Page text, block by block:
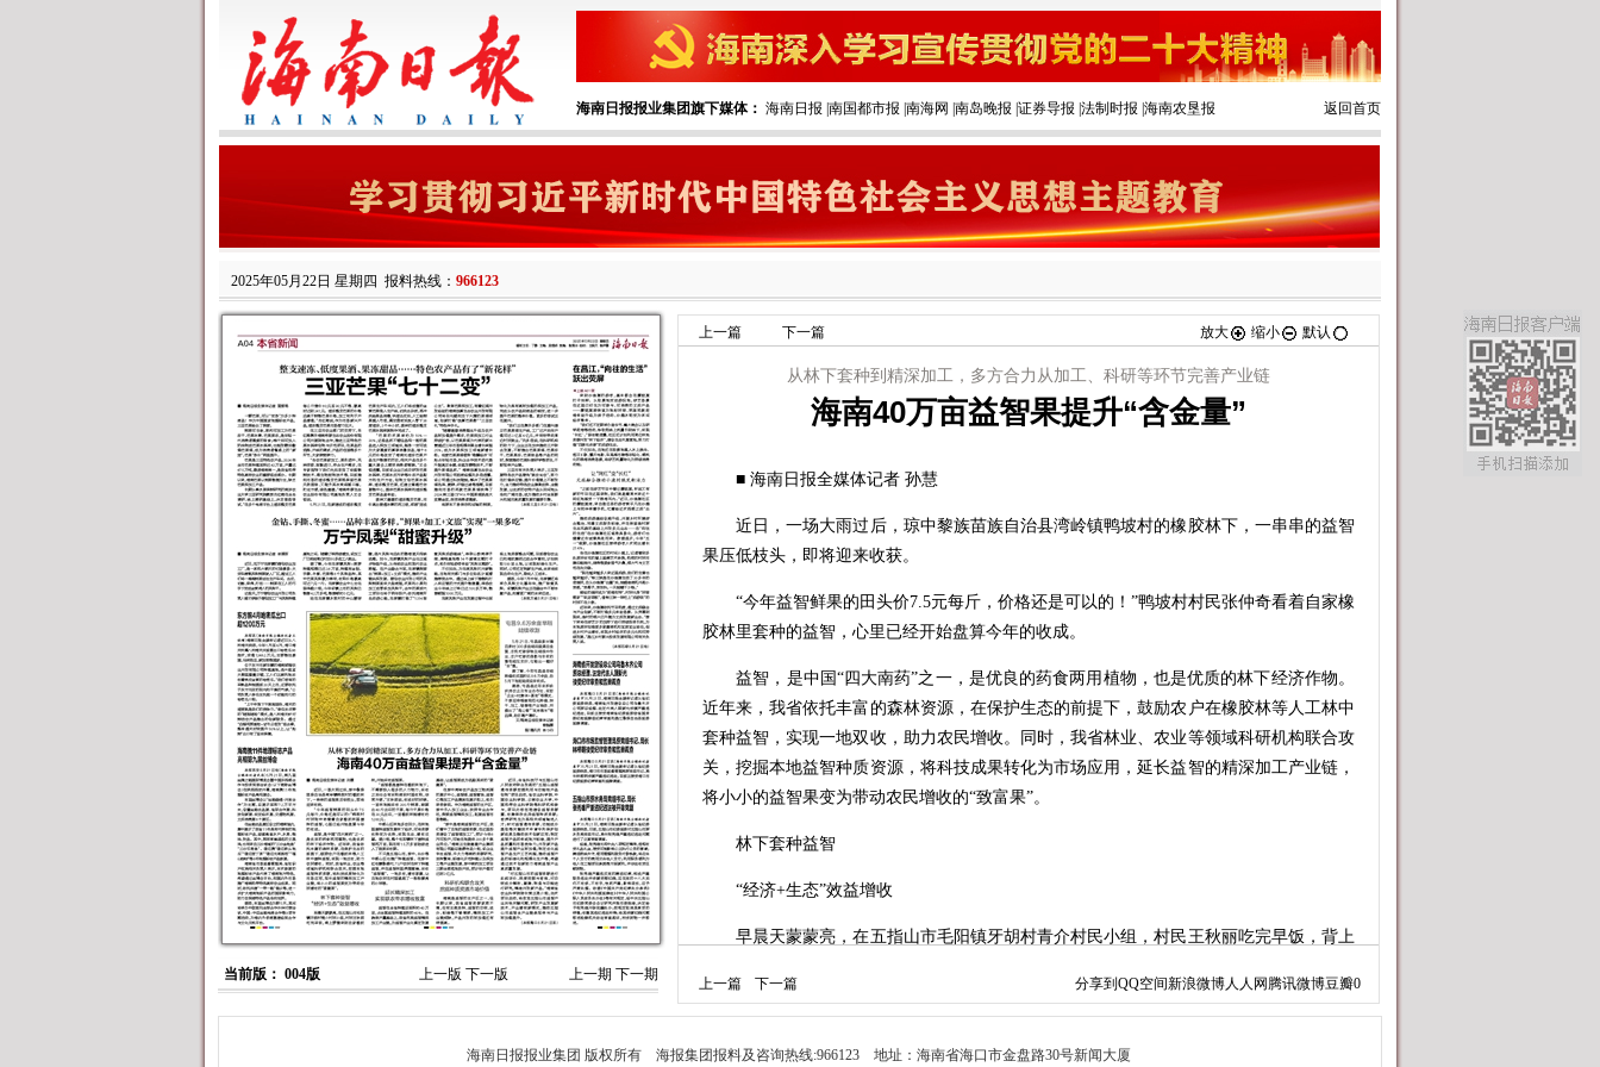
海南日报报业集团旗下媒体： 海南日报 南国都市报 南海网 南岛晚报 证券导报 法制时报 海南农垦报 返回首页
2025年05月22日 星期四 报料热线： 966123
当前版： 004版 上一版 下一版 上一期 下一期
上一篇 下一篇 放大 缩小 默认
从林下套种到精深加工，多方合力从加工、科研等环节完善产业链
海南40万亩益智果提升“含金量”
■ 海南日报全媒体记者 孙慧
近日，一场大雨过后，琼中黎族苗族自治县湾岭镇鸭坡村的橡胶林下，一串串的益智
果压低枝头，即将迎来收获。
“今年益智鲜果的田头价7.5元每斤，价格还是可以的！”鸭坡村村民张仲奇看着自家橡
胶林里套种的益智，心里已经开始盘算今年的收成。
益智，是中国“四大南药”之一，是优良的药食两用植物，也是优质的林下经济作物。
近年来，我省依托丰富的森林资源，在保护生态的前提下，鼓励农户在橡胶林等人工林中
套种益智，实现一地双收，助力农民增收。同时，我省林业、农业等领域科研机构联合攻
关，挖掘本地益智种质资源，将科技成果转化为市场应用，延长益智的精深加工产业链，
将小小的益智果变为带动农民增收的“致富果”。
林下套种益智
“经济+生态”效益增收
早晨天蒙蒙亮，在五指山市毛阳镇牙胡村青介村民小组，村民王秋丽吃完早饭，背上
“益智都是套种在橡胶林地下，不需要投入很多的人力物力，采收之后也会有采购商
上一篇 下一篇 分享到 QQ空间新浪微博人人网 腾讯微博豆瓣0